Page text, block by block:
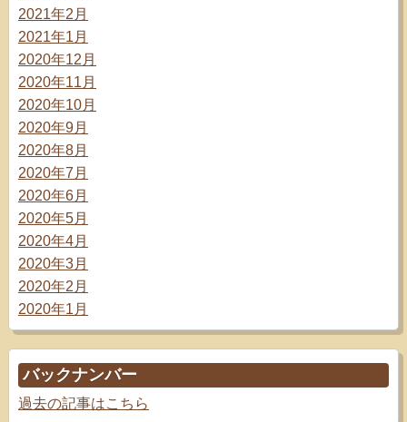
2021年2月
2021年1月
2020年12月
2020年11月
2020年10月
2020年9月
2020年8月
2020年7月
2020年6月
2020年5月
2020年4月
2020年3月
2020年2月
2020年1月
バックナンバー
過去の記事はこちら